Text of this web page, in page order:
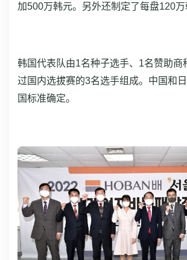
加500万韩元。另外还制定了每盘120万
韩国代表队由1名种子选手、1名赞助商
过国内选拔赛的3名选手组成。中国和
国标准确定。